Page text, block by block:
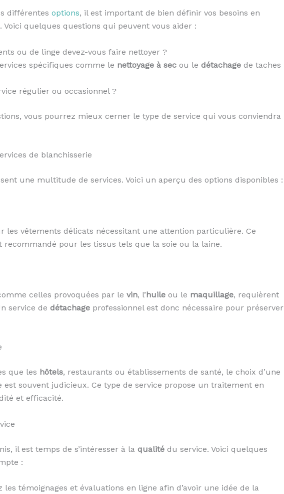
différentes options, il est important de bien définir vos besoins en
Voici quelques questions qui peuvent vous aider :
ou de linge devez-vous faire nettoyer ?
spécifiques comme le nettoyage à sec ou le détachage de taches
régulier ou occasionnel ?
vous pourrez mieux cerner le type de service qui vous conviendra
de blanchisserie
une multitude de services. Voici un aperçu des options disponibles :
les vêtements délicats nécessitant une attention particulière. Ce
recommandé pour les tissus tels que la soie ou la laine.
celles provoquées par le vin, l’huile ou le maquillage, requièrent
service de détachage professionnel est donc nécessaire pour préserver
que les hôtels, restaurants ou établissements de santé, le choix d’une
souvent judicieux. Ce type de service propose un traitement en
et efficacité.
il est temps de s’intéresser à la qualité du service. Voici quelques
:
les témoignages et évaluations en ligne afin d’avoir une idée de la